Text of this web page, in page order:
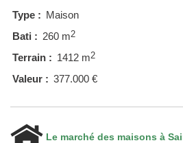
Type : Maison
Bati : 260 m2
Terrain : 1412 m2
Valeur : 377.000 €
Le marché des maisons à